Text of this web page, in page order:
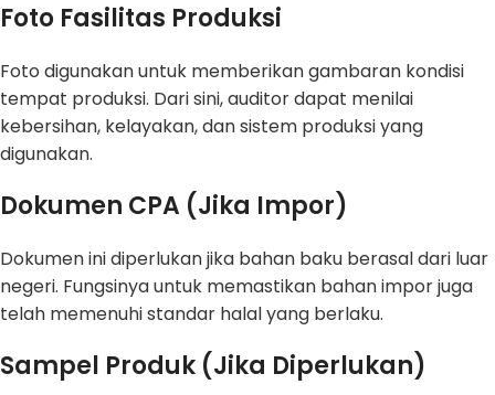
Foto Fasilitas Produksi
Foto digunakan untuk memberikan gambaran kondisi
tempat produksi. Dari sini, auditor dapat menilai
kebersihan, kelayakan, dan sistem produksi yang
digunakan.
Dokumen CPA (Jika Impor)
Dokumen ini diperlukan jika bahan baku berasal dari luar
negeri. Fungsinya untuk memastikan bahan impor juga
telah memenuhi standar halal yang berlaku.
Sampel Produk (Jika Diperlukan)